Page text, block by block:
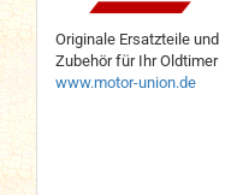
Originale Ersatzteile und
Zubehör für Ihr Oldtimer
www.motor-union.de